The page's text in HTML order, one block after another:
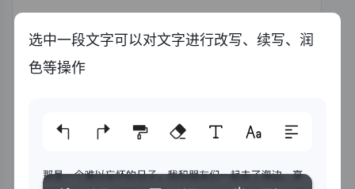
选中一段文字可以对文字进行改写、续写、润
色等操作